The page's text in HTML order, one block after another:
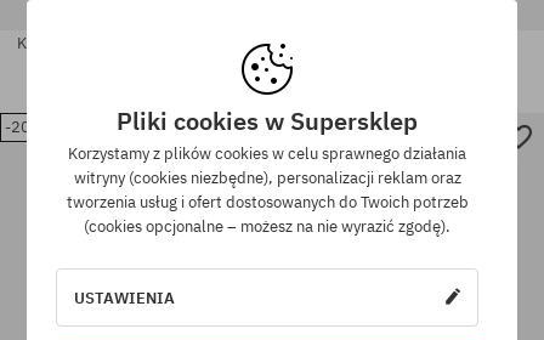
Dostępne rozmiary:
Dostępne rozmiary:
L-XL
Kask Triple Eight Gotham Helmet
-20% -30%
Pliki cookies w Supersklep
Korzystamy z plików cookies w celu sprawnego działania
witryny (cookies niezbędne), personalizacji reklam oraz
tworzenia usług i ofert dostosowanych do Twoich potrzeb
(cookies opcjonalne – możesz na nie wyrazić zgodę).
USTAWIENIA